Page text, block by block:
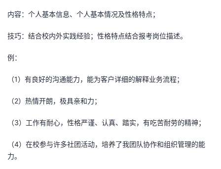
内容：个人基本信息、个人基本情况及性格特点；
技巧：结合校内外实践经验；性格特点结合报考岗位描述。
例：
（1）有良好的沟通能力，能为客户详细的解释业务流程；
（2）热情开朗，极具亲和力；
（3）工作有耐心，性格严谨、认真、踏实，有吃苦耐劳的精神；
（4）在校参与许多社团活动，培养了我团队协作和组织管理的能
力。